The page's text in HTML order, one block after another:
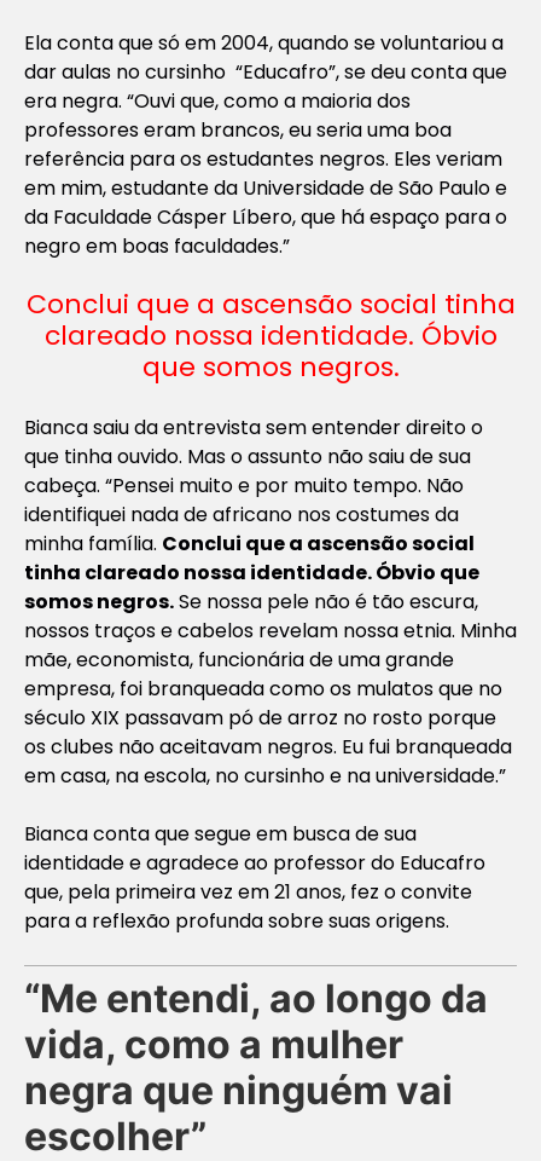
Ela conta que só em 2004, quando se voluntariou a
dar aulas no cursinho “Educafro”, se deu conta que
era negra. “Ouvi que, como a maioria dos
professores eram brancos, eu seria uma boa
referência para os estudantes negros. Eles veriam
em mim, estudante da Universidade de São Paulo e
da Faculdade Cásper Líbero, que há espaço para o
negro em boas faculdades.”
Conclui que a ascensão social tinha
clareado nossa identidade. Óbvio
que somos negros.
Bianca saiu da entrevista sem entender direito o
que tinha ouvido. Mas o assunto não saiu de sua
cabeça. “Pensei muito e por muito tempo. Não
identifiquei nada de africano nos costumes da
minha família. Conclui que a ascensão social
tinha clareado nossa identidade. Óbvio que
somos negros.Se nossa pele não é tão escura,
nossos traços e cabelos revelam nossa etnia. Minha
mãe, economista, funcionária de uma grande
empresa, foi branqueada como os mulatos que no
século XIX passavam pó de arroz no rosto porque
os clubes não aceitavam negros. Eu fui branqueada
em casa, na escola, no cursinho e na universidade.”
Bianca conta que segue em busca de sua
identidade e agradece ao professor do Educafro
que, pela primeira vez em 21 anos, fez o convite
para a reflexão profunda sobre suas origens.
“Me entendi, ao longo da
vida, como a mulher
negra que ninguém vai
escolher”